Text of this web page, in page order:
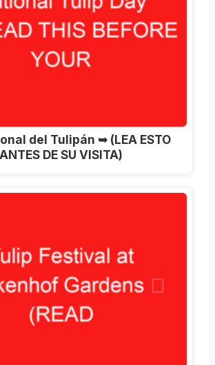
del Tulipán ➥ (LEA ESTO
ANTES DE SU VISITA)